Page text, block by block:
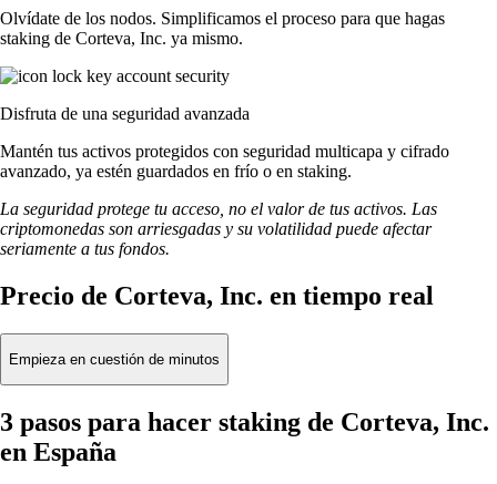
Olvídate de los nodos. Simplificamos el proceso para que hagas
staking de Corteva, Inc. ya mismo.
Disfruta de una seguridad avanzada
Mantén tus activos protegidos con seguridad multicapa y cifrado
avanzado, ya estén guardados en frío o en staking.
La seguridad protege tu acceso, no el valor de tus activos. Las
criptomonedas son arriesgadas y su volatilidad puede afectar
seriamente a tus fondos.
Precio de Corteva, Inc. en tiempo real
Empieza en cuestión de minutos
3 pasos para hacer staking de Corteva, Inc.
en España